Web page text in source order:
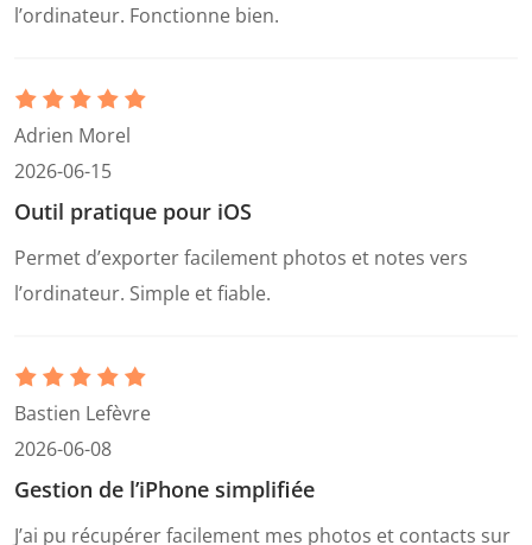
l’ordinateur. Fonctionne bien.
Adrien Morel
2026-06-15
Outil pratique pour iOS
Permet d’exporter facilement photos et notes vers
l’ordinateur. Simple et fiable.
Bastien Lefèvre
2026-06-08
Gestion de l’iPhone simplifiée
J’ai pu récupérer facilement mes photos et contacts sur